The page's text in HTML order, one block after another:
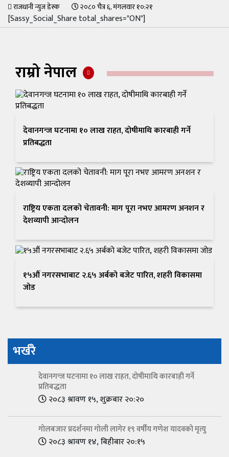
राजधानी न्युज डेस्क २०८० चैत्र ६, मंगलवार १०:२१
[Sassy_Social_Share total_shares="ON"]
राम्रो नेपाल
देवानगन्ज घटनामा १० लाख राहत, दोषीमाथि कारबाही गर्ने
प्रतिबद्धता
राष्ट्रिय एकता दलको चेतावनी: माग पूरा नभए आमरण अनशन र
देशव्यापी आन्दोलन
१५औं नगरसभाबाट २.६५ अर्बको बजेट पारित, शहरी विकासमा
जोड
भर्खरै
देवानगन्ज घटनामा १० लाख राहत, दोषीमाथि कारबाही गर्ने
प्रतिबद्धता
२०८३ श्रावण १५, शुक्रबार २०:२०
गोलबजार प्रदर्शनमा गोली लागेर १९ वर्षीय गणेश यादवको मृत्यु
२०८३ श्रावण १४, बिहीबार २०:१५